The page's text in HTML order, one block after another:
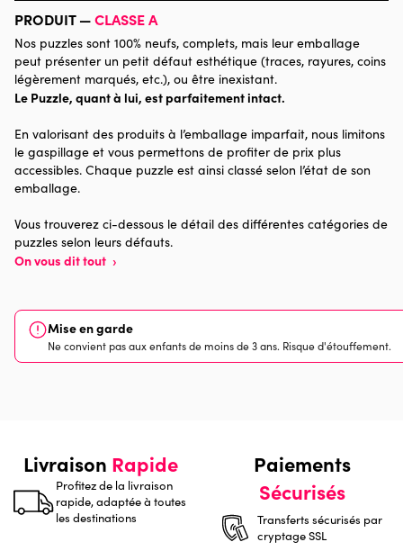
Catégorie Puzzles - Noël
Age
Puzzle pour Adultes (500 à
Provenance Made in France
Dimensions
PRODUIT —CLASSE A
Nos puzzles sont 100% neufs, complets, mais leur emballage
peut présenter un petit défaut esthétique (traces, rayures, coins
légèrement marqués, etc.), ou être inexistant.
Le Puzzle, quant à lui, est parfaitement intact.
En valorisant des produits à l’emballage imparfait, nous limitons
le gaspillage et vous permettons de profiter de prix plus
accessibles. Chaque puzzle est ainsi classé selon l’état de son
emballage.
Vous trouverez ci-dessous le détail des différentes catégories de
puzzles selon leurs défauts.
On vous dit tout ›
Mise en garde
Ne convient pas aux enfants de moins de 3 ans. Risque d'étouffement.
Livraison Rapide
Profitez de la livraison
rapide, adaptée à toutes
les destinations
Paiements
Sécurisés
Transferts sécurisés par
cryptage SSL